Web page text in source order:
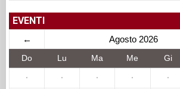
EVENTI
← Agosto 2026
Do Lu Ma Me Gi
· · · · ·